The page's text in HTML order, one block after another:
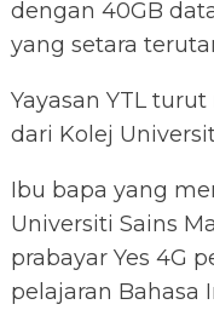
dengan 40GB
yang setara
Yayasan YTL
dari Kolej
Ibu bapa yang
Universiti Sains
prabayar Yes 4G
pelajaran Bahasa